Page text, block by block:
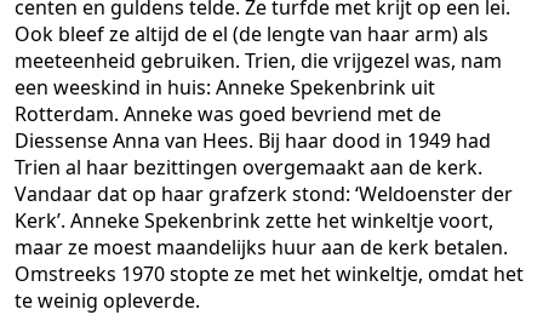
centen en guldens telde. Ze turfde met krijt op een lei.
Ook bleef ze altijd de el (de lengte van haar arm) als
meeteenheid gebruiken. Trien, die vrijgezel was, nam
een weeskind in huis: Anneke Spekenbrink uit
Rotterdam. Anneke was goed bevriend met de
Diessense Anna van Hees. Bij haar dood in 1949 had
Trien al haar bezittingen overgemaakt aan de kerk.
Vandaar dat op haar grafzerk stond: ‘Weldoenster der
Kerk’. Anneke Spekenbrink zette het winkeltje voort,
maar ze moest maandelijks huur aan de kerk betalen.
Omstreeks 1970 stopte ze met het winkeltje, omdat het
te weinig opleverde.